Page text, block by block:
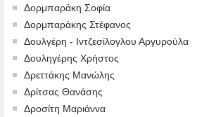
Δορμπαράκη Σοφία
Δορμπαράκης Στέφανος
Δουλγέρη - Ιντζεσίλογλου Αργυρούλα
Δουληγέρης Χρήστος
Δρεττάκης Μανώλης
Δρίτσας Θανάσης
Δροσίτη Μαριάννα